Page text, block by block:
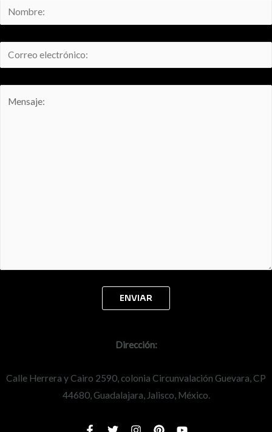
Dirección:
Calle Herrera y Cairo 2590, colonia Circunvalación Guevara, CP
44680, Guadalajara, Jalisco, México.